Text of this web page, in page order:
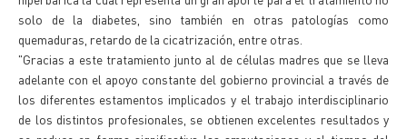
solo de la diabetes, sino también en otras patologías como
quemaduras, retardo de la cicatrización, entre otras.
"Gracias a este tratamiento junto al de células madres que se lleva
adelante con el apoyo constante del gobierno provincial a través de
los diferentes estamentos implicados y el trabajo interdisciplinario
de los distintos profesionales, se obtienen excelentes resultados y